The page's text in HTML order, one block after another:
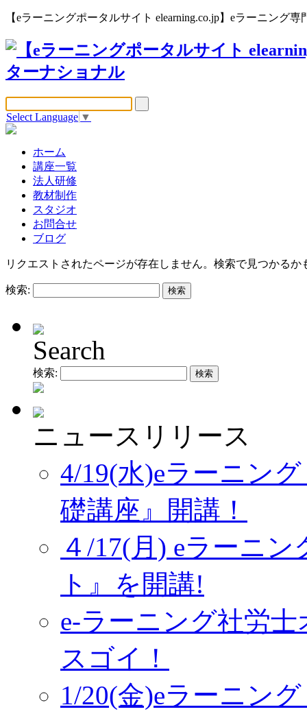
【eラーニングポータルサイト elearning.co.jp】eラーニング
Select Language ▼
ホーム
講座一覧
法人研修
教材制作
スタジオ
お問合せ
ブログ
リクエストされたページが存在しません。検索で見つかるか
検索:
Search
検索:
ニュースリリース
4/19(水)eラーニン
礎講座』開講！
４/17(月) eラーニ
ト』を開講!
e-ラーニング社労
スゴイ！
1/20(金)eラーニン